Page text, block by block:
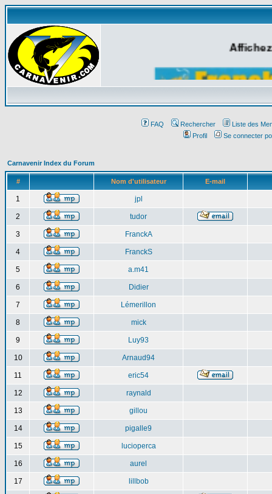
FAQ Rechercher
Liste des
Profil
Se connecter
Carnavenir Index du Forum
# Nom d'utilisateur E-mail
1 jpl
2 tudor
3 FranckA
4 FranckS
5 a.m41
6 Didier
7 Lémerillon
8 mick
9 Luy93
10 Arnaud94
11 eric54
12 raynald
13 gillou
14 pigalle9
15 lucioperca
16 aurel
17 lillbob